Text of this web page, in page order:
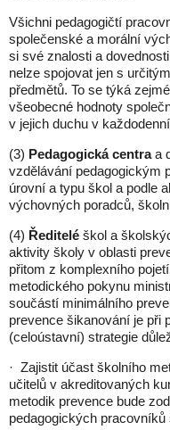
Všichni pedagogičtí
společenské a morální
si své znalosti a
nelze spojovat jen s
předmětů. To se týká
všeobecné hodnoty
v jejich duchu v
(3) Pedagogická centraa
vzdělávání pedagogickým
úrovní a typu škol a podle
výchovných poradců,
(4) Ředitelé škol a
aktivity školy v oblasti
přitom z komplexního
metodického pokynu
součástí minimálního
prevence šikanování je při
(celoústavní) strategie
· Zajistit účast školního
učitelů v akreditovaných
metodik prevence bude
pedagogických